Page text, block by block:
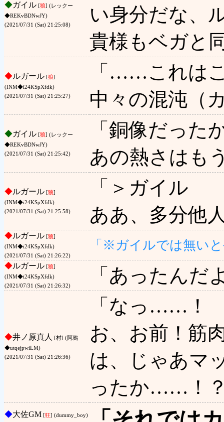
◆ガイル [狼] (レックー
◆REKvBDNwJY)
(2021/07/31 (Sat) 21:25:08)
い身分だな、
貴様もベガと
◆ルガール [狼]
(INM◆i24KSpXfdk)
(2021/07/31 (Sat) 21:25:27)
「……これは
中々の混沌（
◆ガイル [狼] (レックー
◆REKvBDNwJY)
(2021/07/31 (Sat) 21:25:42)
「銅像だった
あの熱さはも
◆ルガール [狼]
(INM◆i24KSpXfdk)
(2021/07/31 (Sat) 21:25:58)
「＞ガイル
ああ、多分他
◆ルガール [狼]
(INM◆i24KSpXfdk)
(2021/07/31 (Sat) 21:26:22)
「※ガイルでは無い
◆ルガール [狼]
(INM◆i24KSpXfdk)
(2021/07/31 (Sat) 21:26:32)
「あったんだ
◆井ノ原真人
[村] (阿鴉
◆utqejpwiLM)
(2021/07/31 (Sat) 21:26:36)
「なっ……！
お、お前！筋
は、じゃあマ
ったか……！
◆大佐GM [狂] (dummy_boy)